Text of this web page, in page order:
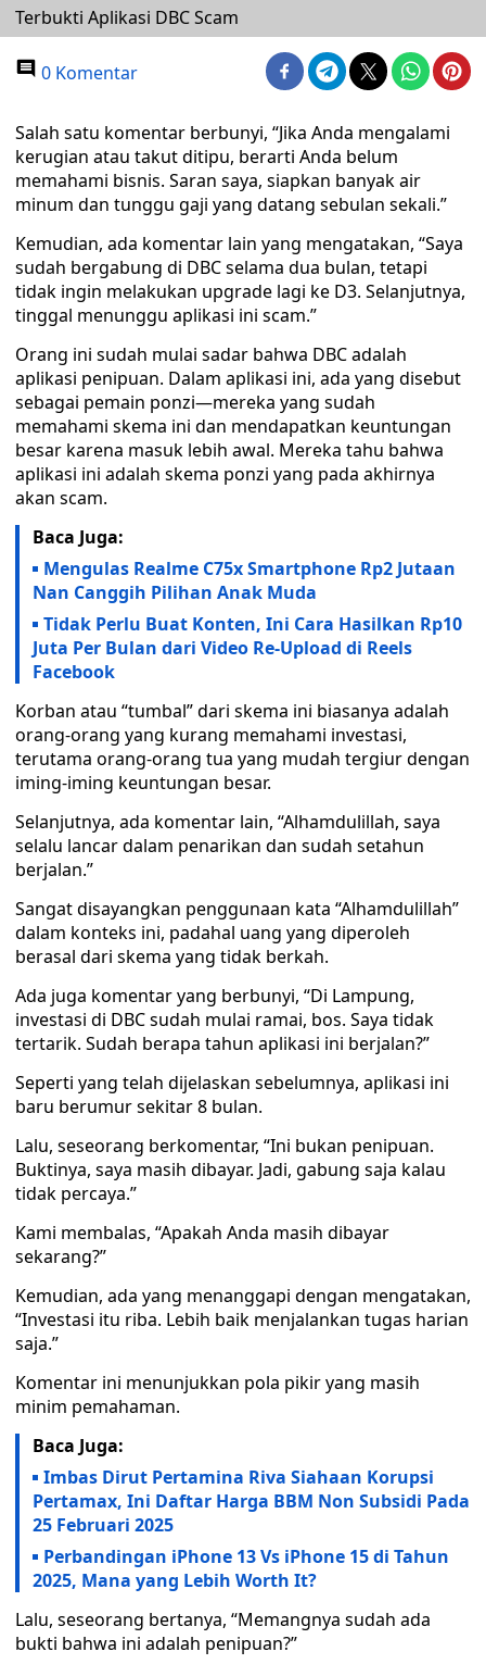
Terbukti Aplikasi DBC Scam
0 Komentar
Salah satu komentar berbunyi, “Jika Anda mengalami
kerugian atau takut ditipu, berarti Anda belum
memahami bisnis. Saran saya, siapkan banyak air
minum dan tunggu gaji yang datang sebulan sekali.”
Kemudian, ada komentar lain yang mengatakan, “Saya
sudah bergabung di DBC selama dua bulan, tetapi
tidak ingin melakukan upgrade lagi ke D3. Selanjutnya,
tinggal menunggu aplikasi ini scam.”
Orang ini sudah mulai sadar bahwa DBC adalah
aplikasi penipuan. Dalam aplikasi ini, ada yang disebut
sebagai pemain ponzi—mereka yang sudah
memahami skema ini dan mendapatkan keuntungan
besar karena masuk lebih awal. Mereka tahu bahwa
aplikasi ini adalah skema ponzi yang pada akhirnya
akan scam.
Baca Juga:
Mengulas Realme C75x Smartphone Rp2 Jutaan
Nan Canggih Pilihan Anak Muda
Tidak Perlu Buat Konten, Ini Cara Hasilkan Rp10
Juta Per Bulan dari Video Re-Upload di Reels
Facebook
Korban atau “tumbal” dari skema ini biasanya adalah
orang-orang yang kurang memahami investasi,
terutama orang-orang tua yang mudah tergiur dengan
iming-iming keuntungan besar.
Selanjutnya, ada komentar lain, “Alhamdulillah, saya
selalu lancar dalam penarikan dan sudah setahun
berjalan.”
Sangat disayangkan penggunaan kata “Alhamdulillah”
dalam konteks ini, padahal uang yang diperoleh
berasal dari skema yang tidak berkah.
Ada juga komentar yang berbunyi, “Di Lampung,
investasi di DBC sudah mulai ramai, bos. Saya tidak
tertarik. Sudah berapa tahun aplikasi ini berjalan?”
Seperti yang telah dijelaskan sebelumnya, aplikasi ini
baru berumur sekitar 8 bulan.
Lalu, seseorang berkomentar, “Ini bukan penipuan.
Buktinya, saya masih dibayar. Jadi, gabung saja kalau
tidak percaya.”
Kami membalas, “Apakah Anda masih dibayar
sekarang?”
Kemudian, ada yang menanggapi dengan mengatakan,
“Investasi itu riba. Lebih baik menjalankan tugas harian
saja.”
Komentar ini menunjukkan pola pikir yang masih
minim pemahaman.
Baca Juga:
Imbas Dirut Pertamina Riva Siahaan Korupsi
Pertamax, Ini Daftar Harga BBM Non Subsidi Pada
25 Februari 2025
Perbandingan iPhone 13 Vs iPhone 15 di Tahun
2025, Mana yang Lebih Worth It?
Lalu, seseorang bertanya, “Memangnya sudah ada
bukti bahwa ini adalah penipuan?”